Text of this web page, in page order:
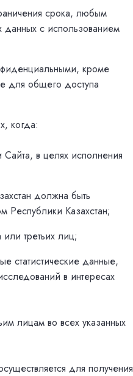
срока, любым
данных с использованием
кроме
для общего доступа
когда:
в целях исполнения
должна быть
Республики Казахстан;
третьих лиц;
статистические данные,
в интересах
лицам во всех указанных
для получения